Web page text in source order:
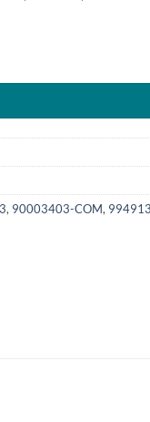
, 90003403-COM,